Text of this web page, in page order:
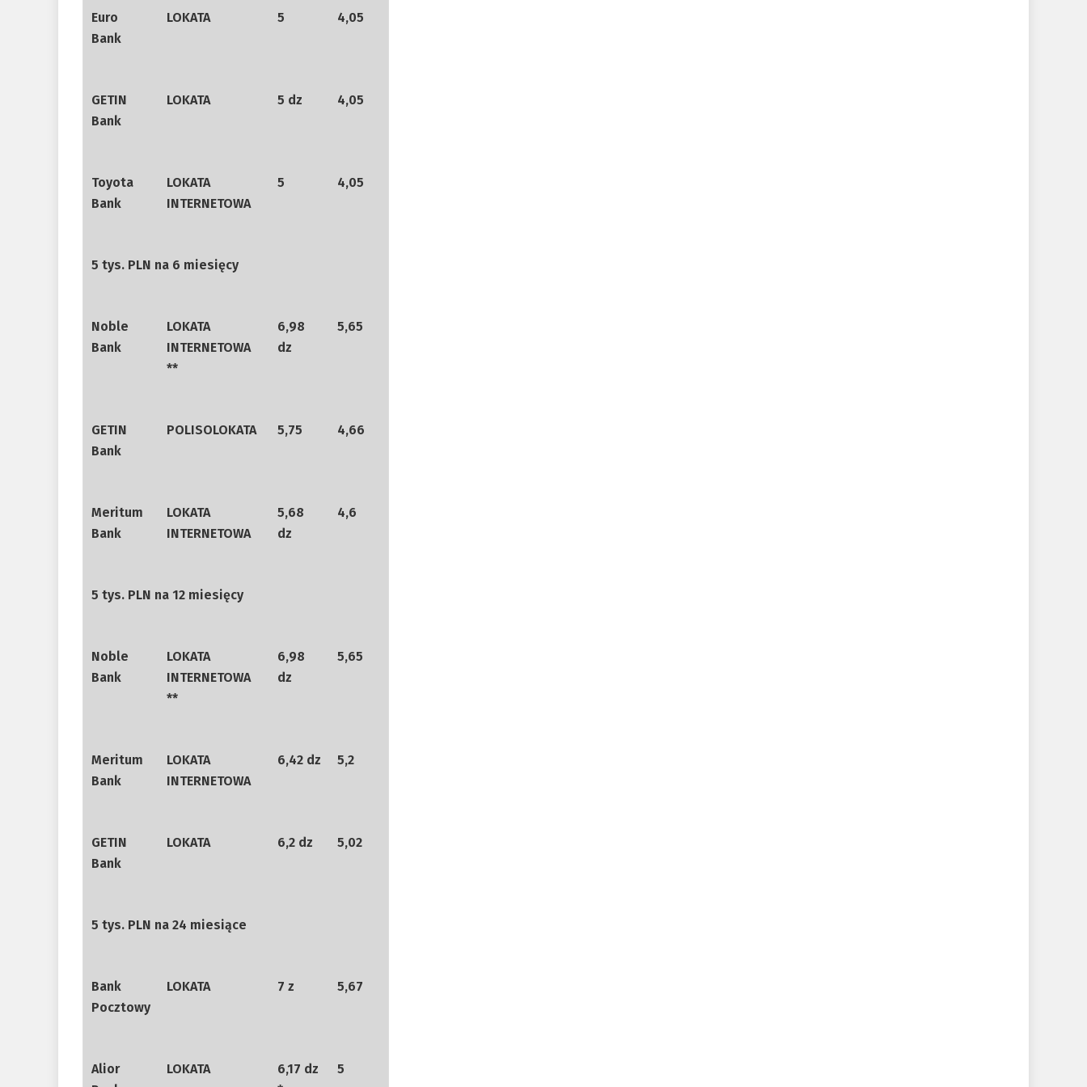
Euro
Bank
LOKATA 5 4,05
GETIN
Bank
LOKATA 5 dz 4,05
Toyota
Bank
LOKATA
INTERNETOWA
5 4,05
5 tys. PLN na 6 miesięcy
Noble
Bank
LOKATA
INTERNETOWA
**
6,98
dz
5,65
GETIN
Bank
POLISOLOKATA 5,75 4,66
Meritum
Bank
LOKATA
INTERNETOWA
5,68
dz
4,6
5 tys. PLN na 12 miesięcy
Noble
Bank
LOKATA
INTERNETOWA
**
6,98
dz
5,65
Meritum
Bank
LOKATA
INTERNETOWA
6,42 dz 5,2
GETIN
Bank
LOKATA 6,2 dz 5,02
5 tys. PLN na 24 miesiące
Bank
Pocztowy
LOKATA 7 z 5,67
Alior
LOKATA
6,17 dz
5